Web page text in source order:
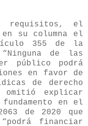
requisitos, el
su columna el
355 de la
de las
público podrá
en favor de
de derecho
omitió explicar
en el
de 2020 que
financiar